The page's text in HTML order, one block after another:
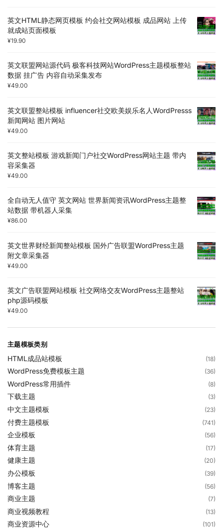
英文HTML静态网页模板 约会社交网站模板 成品网站 上传
就成站页面模板
¥19.90
英文联盟网站源代码 极客科技网站WordPress主题模板整站
数据 挂广告 内容自动采集发布
¥49.00
英文联盟整站模板 influencer社交欧美娱乐名人WordPresss
新闻网站 图片网站
¥49.00
英文整站模板 游戏新闻门户社交WordPress网站主题 带内
容采集器
¥49.00
全自动无人值守 英文网站 世界新闻资讯WordPress主题整
站数据 带机器人采集
¥86.00
英文世界财经新闻整站模板 国外广告联盟WordPress主题
附文章采集器
¥49.00
英文广告联盟网站模板 社交网络交友WordPress主题整站
php源码模板
¥49.00
主题模板类别
HTML成品站模板 (18)
WordPress免费模板主题 (36)
WordPress常用插件 (8)
下载主题 (3)
中文主题模板 (23)
付费主题模板 (741)
企业模板 (56)
体育主题 (17)
健康主题 (20)
办公模板 (39)
博客主题 (56)
商业主题 (7)
商业视频教程 (13)
商业资源中心 (101)